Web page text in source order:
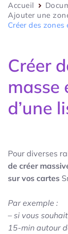
Accueil
Ajouter une
Créer des zones
Créer
masse
d’une
Pour diverses
de créer
sur vos cartes
Par exemple :
– si vous
15-min autour